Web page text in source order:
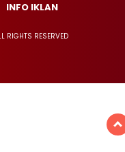
INFO IKLAN
RIGHTS RESERVED